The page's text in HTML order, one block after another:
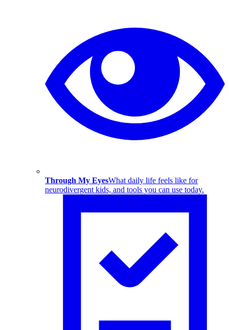
Through My EyesWhat daily life feels like for
neurodivergent kids, and tools you can use today.